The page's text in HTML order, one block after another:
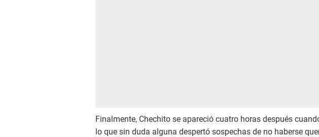
Finalmente, Chechito se apareció cuatro horas después
lo que sin duda alguna despertó sospechas de no haberse